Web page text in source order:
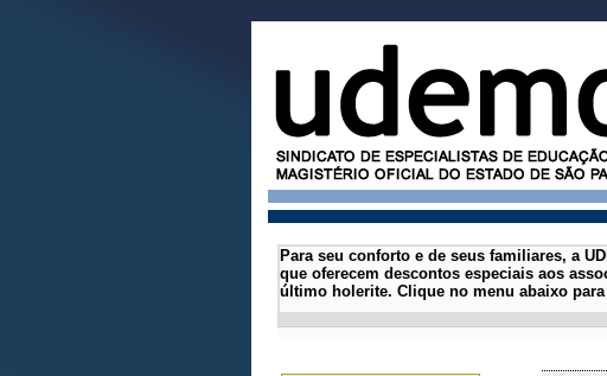
Para seu conforto e de seus familiares, a
que oferecem descontos especiais aos
último holerite. Clique no menu abaixo